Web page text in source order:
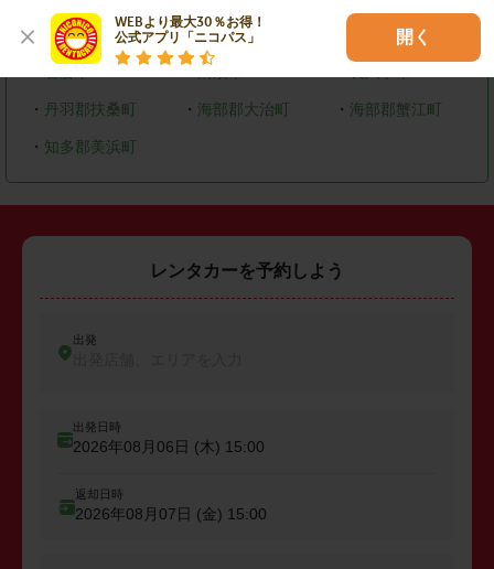
WEBより最大30％お得！
公式アプリ「ニコパス」
開く
・ 大府市 ・知多市 尾張旭市
・ 丹羽郡扶桑町 ・ 海部郡大治町 ・ 海部郡蟹江町
・ 知多郡美浜町
レンタカーを予約しよう
出発
出発日時
2026年08月06日 (木) 15:00
返却日時
2026年08月07日 (金) 15:00